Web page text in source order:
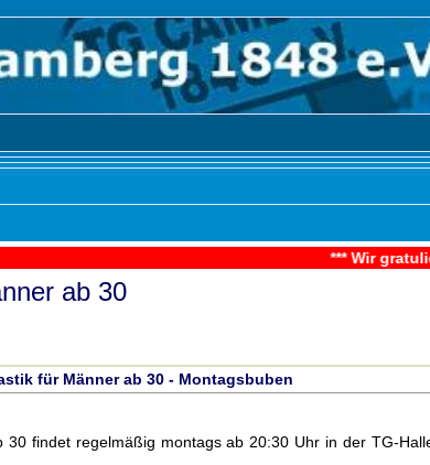
*** Wir gratulieren den Montagsbuben -
ab 30
für Männer ab 30 - Montagsbuben
30 findet regelmäßig montags ab 20:30 Uhr in der TG-